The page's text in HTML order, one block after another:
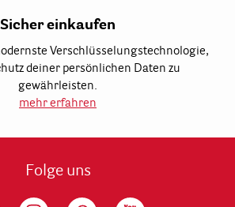
Sicher einkaufen
Verschlüsselungstechnologie,
deiner persönlichen Daten zu
gewährleisten.
mehr erfahren
Folge uns